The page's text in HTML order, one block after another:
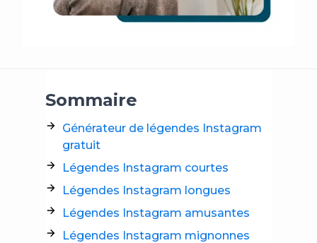
Sommaire
Générateur de légendes Instagram
gratuit
Légendes Instagram courtes
Légendes Instagram longues
Légendes Instagram amusantes
Légendes Instagram mignonnes